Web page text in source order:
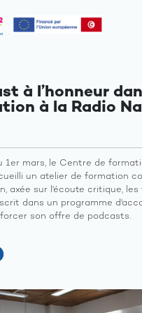
à l’honneur
à la Radio
1er mars, le Centre de
un atelier de formation
axée sur l'écoute critique,
dans un programme
son offre de podcasts.